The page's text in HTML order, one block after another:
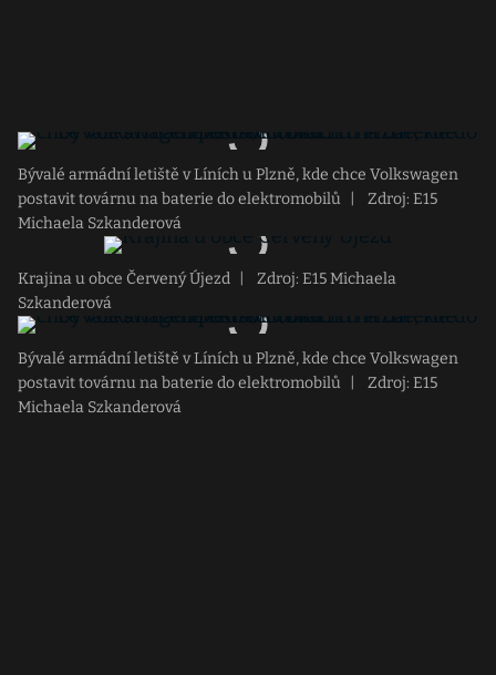
Bývalé armádní letiště v Líních u Plzně, kde chce Volkswagen
postavit továrnu na baterie do elektromobilů
Zdroj: E15
Michaela Szkanderová
Krajina u obce Červený Újezd
Zdroj: E15 Michaela
Szkanderová
Bývalé armádní letiště v Líních u Plzně, kde chce Volkswagen
postavit továrnu na baterie do elektromobilů
Zdroj: E15
Michaela Szkanderová